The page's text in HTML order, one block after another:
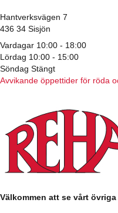
Hantverksvägen 7
436 34 Sisjön
Vardagar 10:00 - 18:00
Lördag 10:00 - 15:00
Söndag Stängt
Avvikande öppettider för röda
Välkommen att se vårt